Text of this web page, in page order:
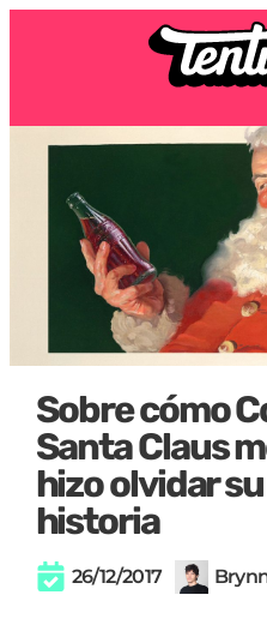
Sobre cómo
Santa Claus
hizo olvidar
historia
26/12/2017